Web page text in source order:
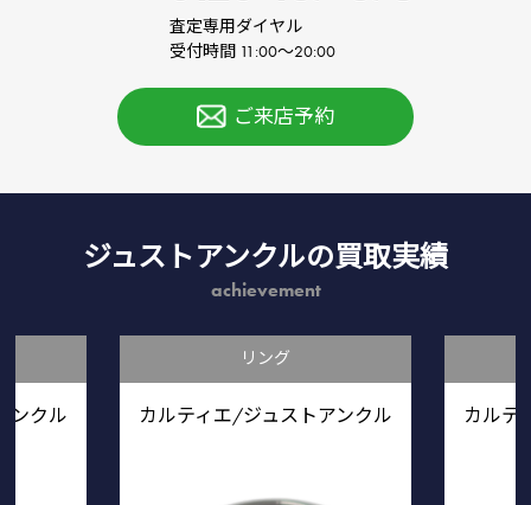
査定専用ダイヤル
受付時間 11:00～20:00
ご来店予約
ジュストアンクルの買取実績
achievement
ンクル
リング
カルティエ/ジュストアンクル カルテ